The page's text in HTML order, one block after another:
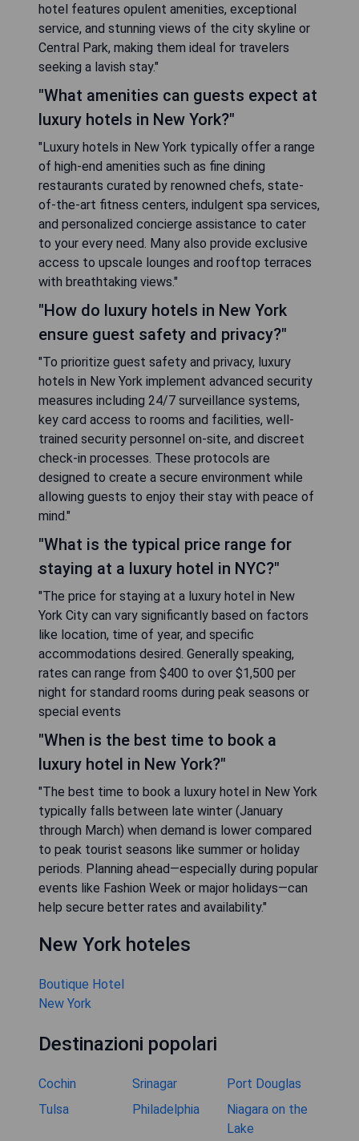
hotel features opulent amenities, exceptional
service, and stunning views of the city skyline or
Central Park, making them ideal for travelers
seeking a lavish stay."
"What amenities can guests expect at
luxury hotels in New York?"
"Luxury hotels in New York typically offer a range
of high-end amenities such as fine dining
restaurants curated by renowned chefs, state-
of-the-art fitness centers, indulgent spa services,
and personalized concierge assistance to cater
to your every need. Many also provide exclusive
access to upscale lounges and rooftop terraces
with breathtaking views."
"How do luxury hotels in New York
ensure guest safety and privacy?"
"To prioritize guest safety and privacy, luxury
hotels in New York implement advanced security
measures including 24/7 surveillance systems,
key card access to rooms and facilities, well-
trained security personnel on-site, and discreet
check-in processes. These protocols are
designed to create a secure environment while
allowing guests to enjoy their stay with peace of
mind."
"What is the typical price range for
staying at a luxury hotel in NYC?"
"The price for staying at a luxury hotel in New
York City can vary significantly based on factors
like location, time of year, and specific
accommodations desired. Generally speaking,
rates can range from $400 to over $1,500 per
night for standard rooms during peak seasons or
special events
"When is the best time to book a
luxury hotel in New York?"
"The best time to book a luxury hotel in New York
typically falls between late winter (January
through March) when demand is lower compared
to peak tourist seasons like summer or holiday
periods. Planning ahead—especially during popular
events like Fashion Week or major holidays—can
help secure better rates and availability."
New York hoteles
Boutique Hotel
New York
Destinazioni popolari
Cochin Srinagar
Port Douglas
Tulsa
Philadelphia
Niagara on the
Lake